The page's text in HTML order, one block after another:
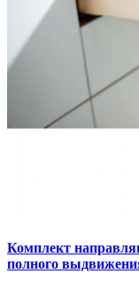
Комплект
полного